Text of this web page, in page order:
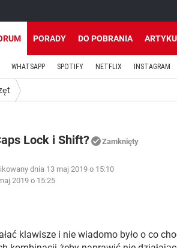
PORADY DO POBRANIA
WHATSAPP SPOTIFY NETFLIX INSTAGRAM
Lock i Shift? Zamknięty
dnia 13 maj 2019 o 15:10
2019 o 15:25
klawisze i nie wiadomo było o co